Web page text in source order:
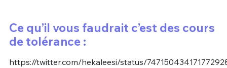
Ce qu’il vous faudrait c’est des cours
de tolérance :
https://twitter.com/hekaleesi/status/